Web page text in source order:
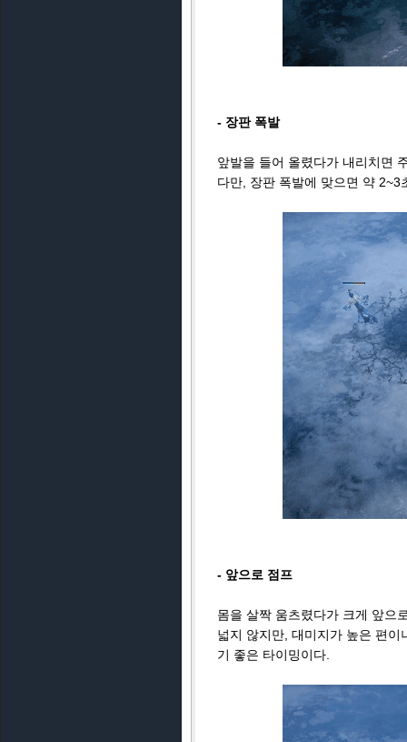
- 장판 폭발
앞발을 들어 올렸다가 내리치면
다만, 장판 폭발에 맞으면 약
- 앞으로 점프
몸을 살짝 움츠렸다가 크게 앞으
넓지 않지만, 대미지가 높은 편
기 좋은 타이밍이다.